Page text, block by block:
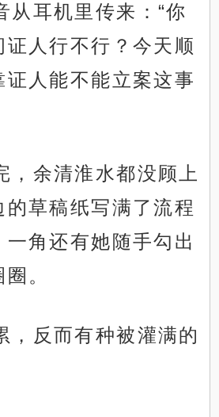
从耳机里传来：“你
证人行不行？今天顺
人能不能立案这事
，余清淮水都没顾上
的草稿纸写满了流程
一角还有她随手勾出
。
，反而有种被灌满的